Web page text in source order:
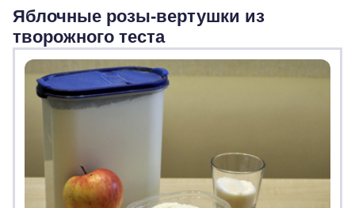
Яблочные розы-вертушки из
творожного теста